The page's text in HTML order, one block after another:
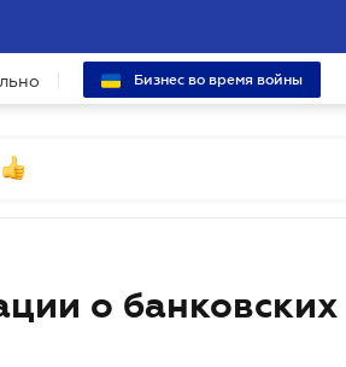
Бизнес во время войны
о банковских